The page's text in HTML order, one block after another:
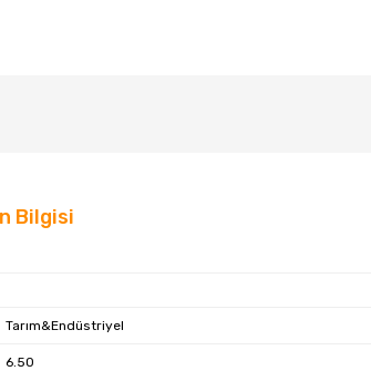
Bilgisi
Tarım&Endüstriyel
6.50